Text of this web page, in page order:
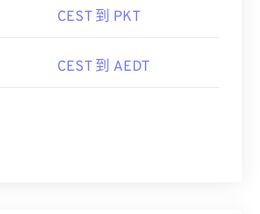
CEST 到 PKT
CEST 到 AEDT